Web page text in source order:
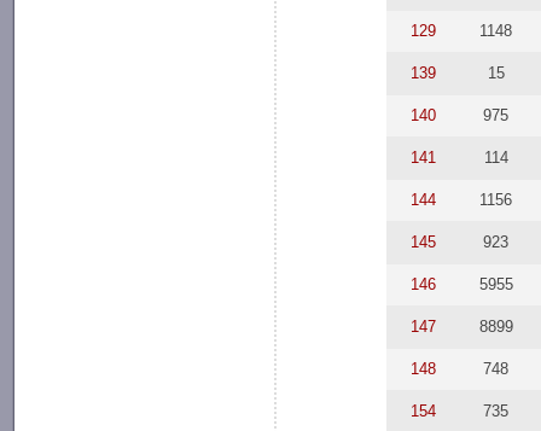
129 1148
139 15
140 975
141 114
144 1156
145 923
146 5955
147 8899
148 748
154 735